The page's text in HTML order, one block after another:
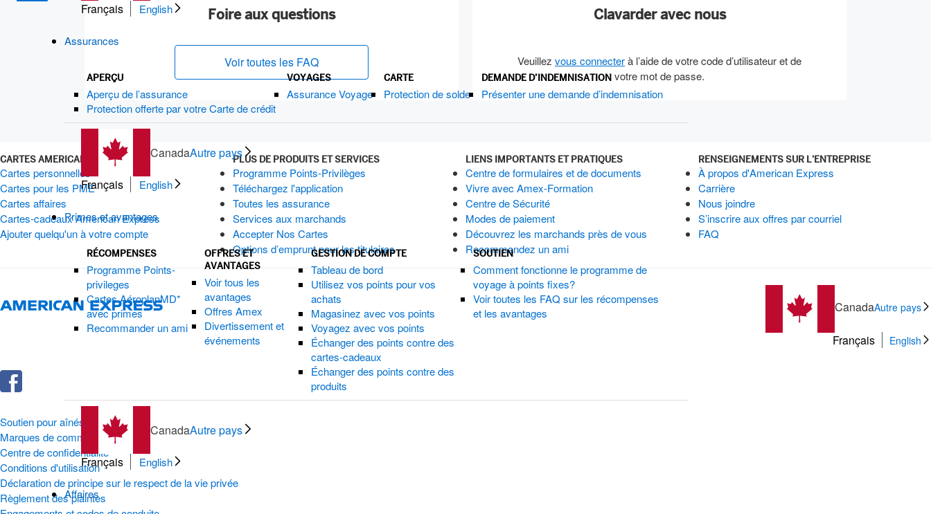
Français English
Assurances
APERÇU
Aperçu de l’assurance
Protection offerte par votre Carte de crédit
VOYAGES
Assurance Voyage
CARTE
Protection de solde
DEMANDE D’INDEMNISATION
Présenter une demande d’indemnisation
CanadaAutre pays
Français English
Primes et avantages
RÉCOMPENSES
Programme Points-
privileges
Cartes AéroplanMD*
avec primes
Recommander un ami
OFFRES ET
AVANTAGES
Voir tous les
avantages
Offres Amex
Divertissement et
événements
GESTION DE COMPTE
Tableau de bord
Utilisez vos points pour vos
achats
Magasinez avec vos points
Voyagez avec vos points
Échanger des points contre des
cartes-cadeaux
Échanger des points contre des
produits
SOUTIEN
Comment fonctionne le programme de
voyage à points fixes?
Voir toutes les FAQ sur les récompenses
et les avantages
CanadaAutre pays
Français English
Affaires
Foire aux questions
Voir toutes les FAQ
Clavarder avec nous
Veuillez vous connecterà l’aide de votre code d’utilisateur et de
votre mot de passe.
CARTES AMERICAN EXPRESS
Cartes personnelles
Cartes pour les PME
Cartes affaires
Cartes-cadeaux American Express
Ajouter quelqu'un à votre compte
PLUS DE PRODUITS ET SERVICES
Programme Points-Privilèges
Téléchargez l'application
Toutes les assurance
Services aux marchands
Accepter Nos Cartes
Options d’emprunt pour les titulaires
LIENS IMPORTANTS ET PRATIQUES
Centre de formulaires et de documents
Vivre avec Amex-Formation
Centre de Sécurité
Modes de paiement
Découvrez les marchands près de vous
Recommandez un ami
RENSEIGNEMENTS SUR L'ENTREPRISE
À propos d'American Express
Carrière
Nous joindre
S’inscrire aux offres par courriel
FAQ
CanadaAutre pays
Français English
Soutien pour aînés
Marques de commerce
Centre de confidentialité
Conditions d'utilisation
Déclaration de principe sur le respect de la vie privée
Règlement des plaintes